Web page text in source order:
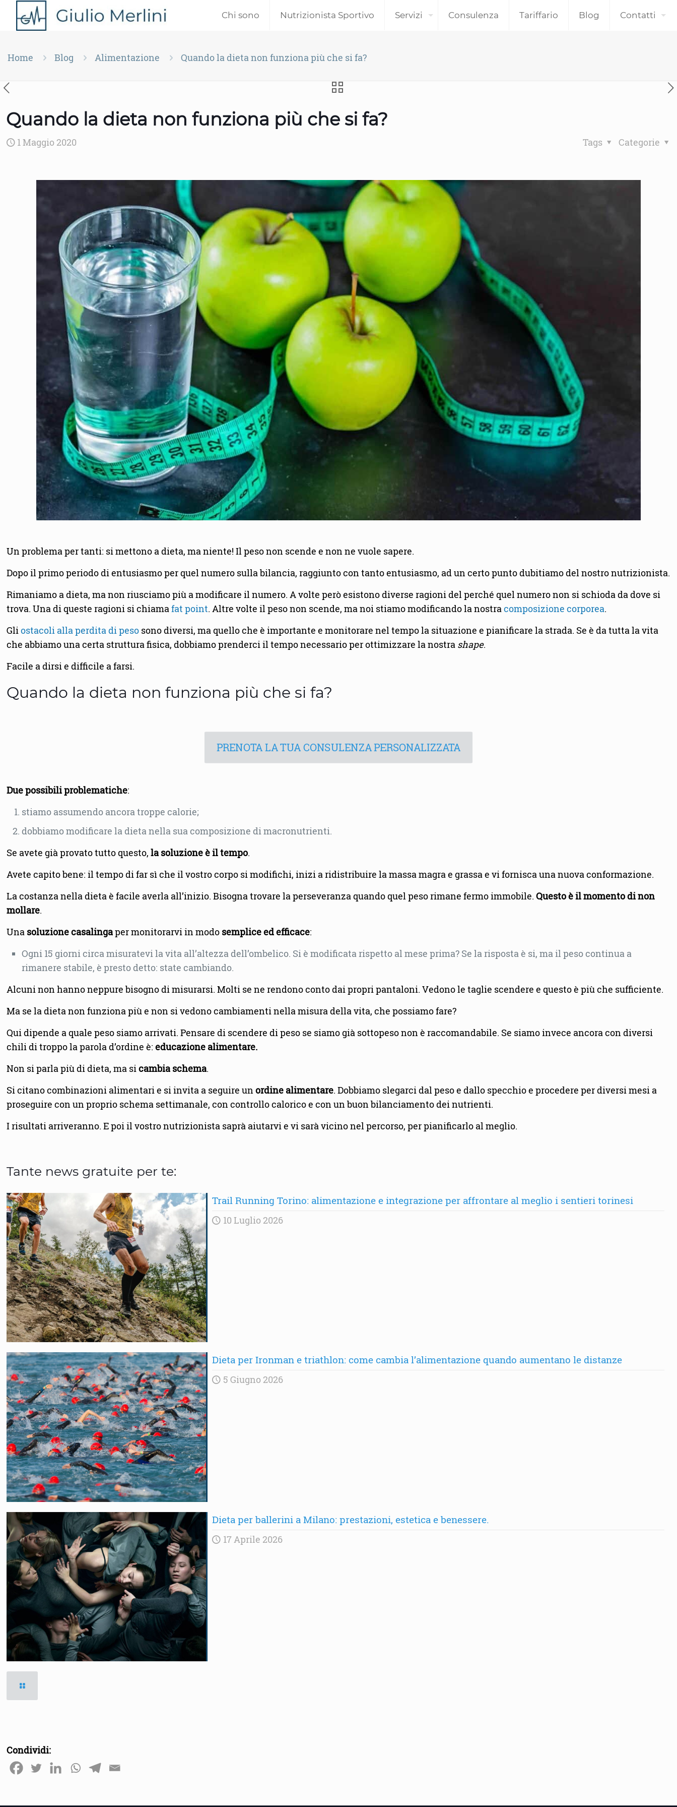
Chi sono Nutrizionista Sportivo Servizi Consulenza Tariffario Blog Contatti
Home Blog Alimentazione Quando la dieta non funziona più che si fa?
Quando la dieta non funziona più che si fa?
1 Maggio 2020 Categorie
Tags
Un problema per tanti: si mettono a dieta, ma niente! Il peso non scende e non ne vuole sapere.
Dopo il primo periodo di entusiasmo per quel numero sulla bilancia, raggiunto con tanto entusiasmo, ad un certo punto dubitiamo del nostro nutrizionista.
Rimaniamo a dieta, ma non riusciamo più a modificare il numero. A volte però esistono diverse ragioni del perché quel numero non si schioda da dove si
trova. Una di queste ragioni si chiamafat point. Altre volte il peso non scende, ma noi stiamo modificando la nostracomposizione corporea.
Gliostacoli alla perdita di peso sono diversi, ma quello che è importante e monitorare nel tempo la situazione e pianificare la strada. Se è da tutta la vita
che abbiamo una certa struttura fisica, dobbiamo prenderci il tempo necessario per ottimizzare la nostra shape.
Facile a dirsi e difficile a farsi.
Quando la dieta non funziona più che si fa?
PRENOTA LA TUA CONSULENZA PERSONALIZZATA
Due possibili problematiche:
stiamo assumendo ancora troppe calorie;
dobbiamo modificare la dieta nella sua composizione di macronutrienti.
Se avete già provato tutto questo,la soluzione è il tempo.
Avete capito bene: il tempo di far sì che il vostro corpo si modifichi, inizi a ridistribuire la massa magra e grassa e vi fornisca una nuova conformazione.
La costanza nella dieta è facile averla all’inizio. Bisogna trovare la perseveranza quando quel peso rimane fermo immobile.Questo è il momento di non
mollare.
Una soluzione casalingaper monitorarvi in modo semplice ed efficace:
Ogni 15 giorni circa misuratevi la vita all’altezza dell’ombelico. Si è modificata rispetto al mese prima? Se la risposta è si, ma il peso continua a
rimanere stabile, è presto detto: state cambiando.
Alcuni non hanno neppure bisogno di misurarsi. Molti se ne rendono conto dai propri pantaloni. Vedono le taglie scendere e questo è più che sufficiente.
Ma se la dieta non funziona più e non si vedono cambiamenti nella misura della vita, che possiamo fare?
Qui dipende a quale peso siamo arrivati. Pensare di scendere di peso se siamo già sottopeso non è raccomandabile. Se siamo invece ancora con diversi
chili di troppo la parola d’ordine è:educazione alimentare.
Non si parla più di dieta, ma sicambia schema.
Si citano combinazioni alimentari e si invita a seguire unordine alimentare. Dobbiamo slegarci dal peso e dallo specchio e procedere per diversi mesi a
proseguire con un proprio schema settimanale, con controllo calorico e con un buon bilanciamento dei nutrienti.
I risultati arriveranno. E poi il vostro nutrizionista saprà aiutarvi e vi sarà vicino nel percorso, per pianificarlo al meglio.
Tante news gratuite per te:
Trail Running Torino: alimentazione e integrazione per affrontare al meglio i sentieri torinesi
10 Luglio 2026
Dieta per Ironman e triathlon: come cambia l’alimentazione quando aumentano le distanze
5 Giugno 2026
Dieta per ballerini a Milano: prestazioni, estetica e benessere.
17 Aprile 2026
Condividi: